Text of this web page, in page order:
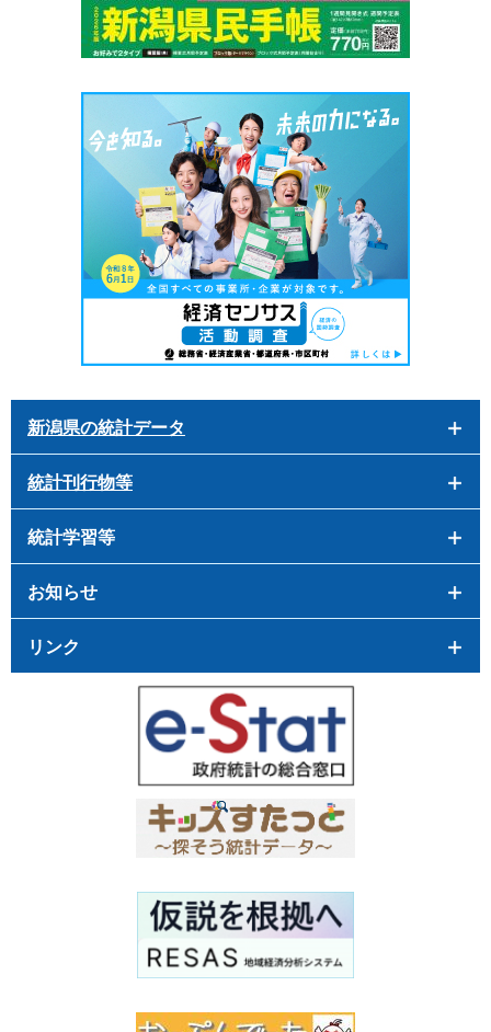
新潟県の統計データ
統計刊行物等
統計学習等
お知らせ
リンク